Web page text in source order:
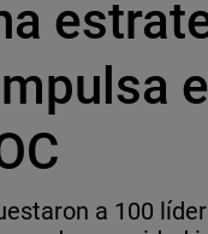
el
a 100